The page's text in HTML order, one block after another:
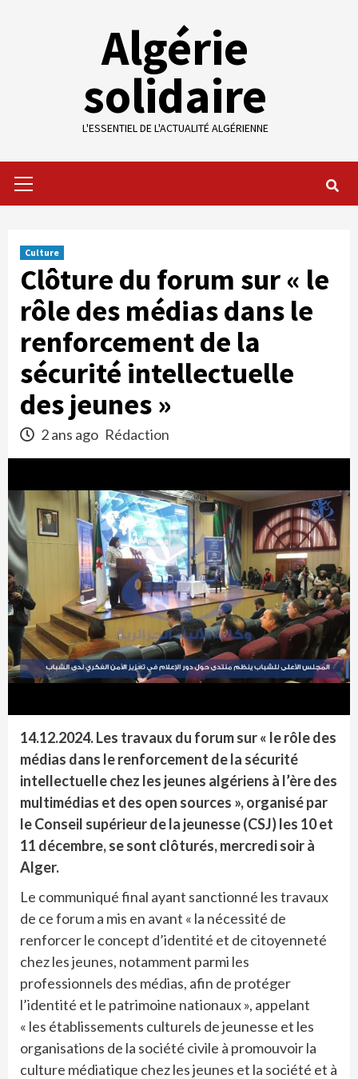
Algérie
solidaire
L'ESSENTIEL DE L'ACTUALITÉ ALGÉRIENNE
Menu
Culture
Clôture du forum sur « le
rôle des médias dans le
renforcement de la
sécurité intellectuelle
des jeunes »
2 ans ago Rédaction
14.12.2024. Les travaux du forum sur « le rôle des
médias dans le renforcement de la sécurité
intellectuelle chez les jeunes algériens à l’ère des
multimédias et des open sources », organisé par
le Conseil supérieur de la jeunesse (CSJ) les 10 et
11 décembre, se sont clôturés, mercredi soir à
Alger.
Le communiqué final ayant sanctionné les travaux
de ce forum a mis en avant « la nécessité de
renforcer le concept d’identité et de citoyenneté
chez les jeunes, notamment parmi les
professionnels des médias, afin de protéger
l’identité et le patrimoine nationaux », appelant
« les établissements culturels de jeunesse et les
organisations de la société civile à promouvoir la
culture médiatique chez les jeunes et la société et à